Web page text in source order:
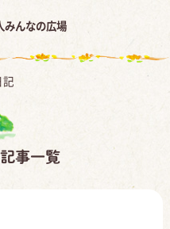
みんなの広場
事一覧